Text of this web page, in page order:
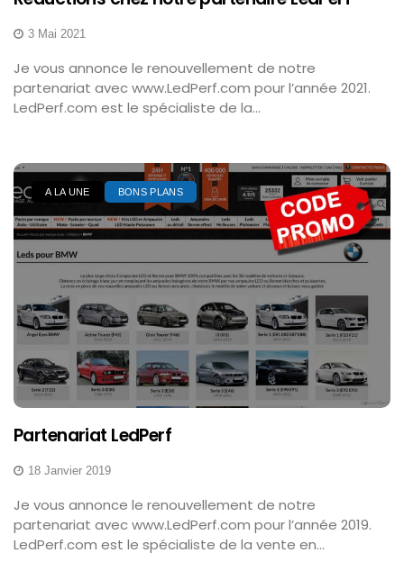
3 Mai 2021
Je vous annonce le renouvellement de notre
partenariat avec www.LedPerf.com pour l’année 2021.
LedPerf.com est le spécialiste de la...
A LA UNE BONS PLANS
Partenariat LedPerf
18 Janvier 2019
Je vous annonce le renouvellement de notre
partenariat avec www.LedPerf.com pour l’année 2019.
LedPerf.com est le spécialiste de la vente en...